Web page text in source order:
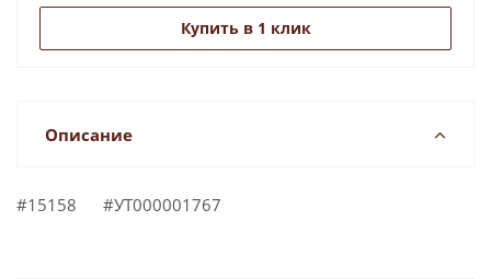
Купить в 1 клик
Описание
#15158 #УТ000001767